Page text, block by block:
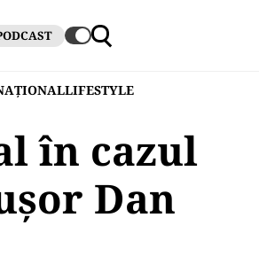
LIFESTYLE
în cazul
Dan